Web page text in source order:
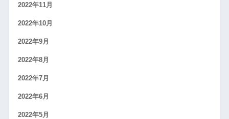
2022年11月
2022年10月
2022年9月
2022年8月
2022年7月
2022年6月
2022年5月